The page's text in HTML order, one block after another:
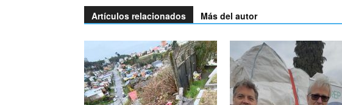
Artículos relacionados Más del autor